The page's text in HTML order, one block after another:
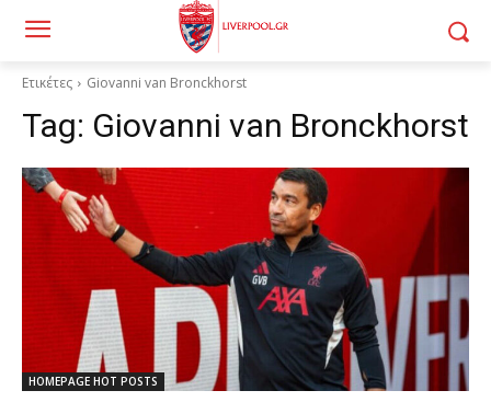
Ετικέτες Giovanni van Bronckhorst
Tag: Giovanni van Bronckhorst
HOMEPAGE HOT POSTS